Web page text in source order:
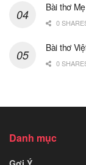
Bài thơ
0
Bài thơ
0
Danh mục